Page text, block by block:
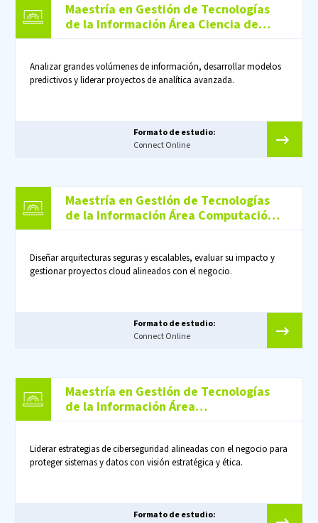
Maestría en Gestión de Tecnologías
de la Información Área Ciencia de
Analizar grandes volúmenes de información, desarrollar modelos
predictivos y liderar proyectos de analítica avanzada.
Formato de estudio:
Connect Online
Maestría en Gestión de Tecnologías
de la Información Área Computación
Diseñar arquitecturas seguras y escalables, evaluar su impacto y
gestionar proyectos cloud alineados con el negocio.
Formato de estudio:
Connect Online
Maestría en Gestión de Tecnologías
de la Información Área
Liderar estrategias de ciberseguridad alineadas con el negocio para
proteger sistemas y datos con visión estratégica y ética.
Formato de estudio: